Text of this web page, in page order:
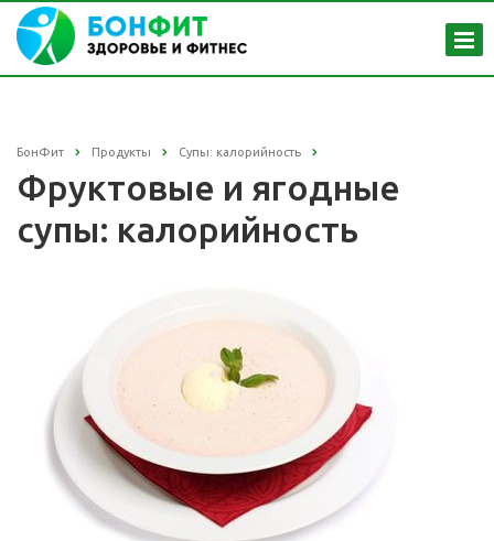
БонФит Продукты Супы: калорийность
Фруктовые и ягодные
супы: калорийность